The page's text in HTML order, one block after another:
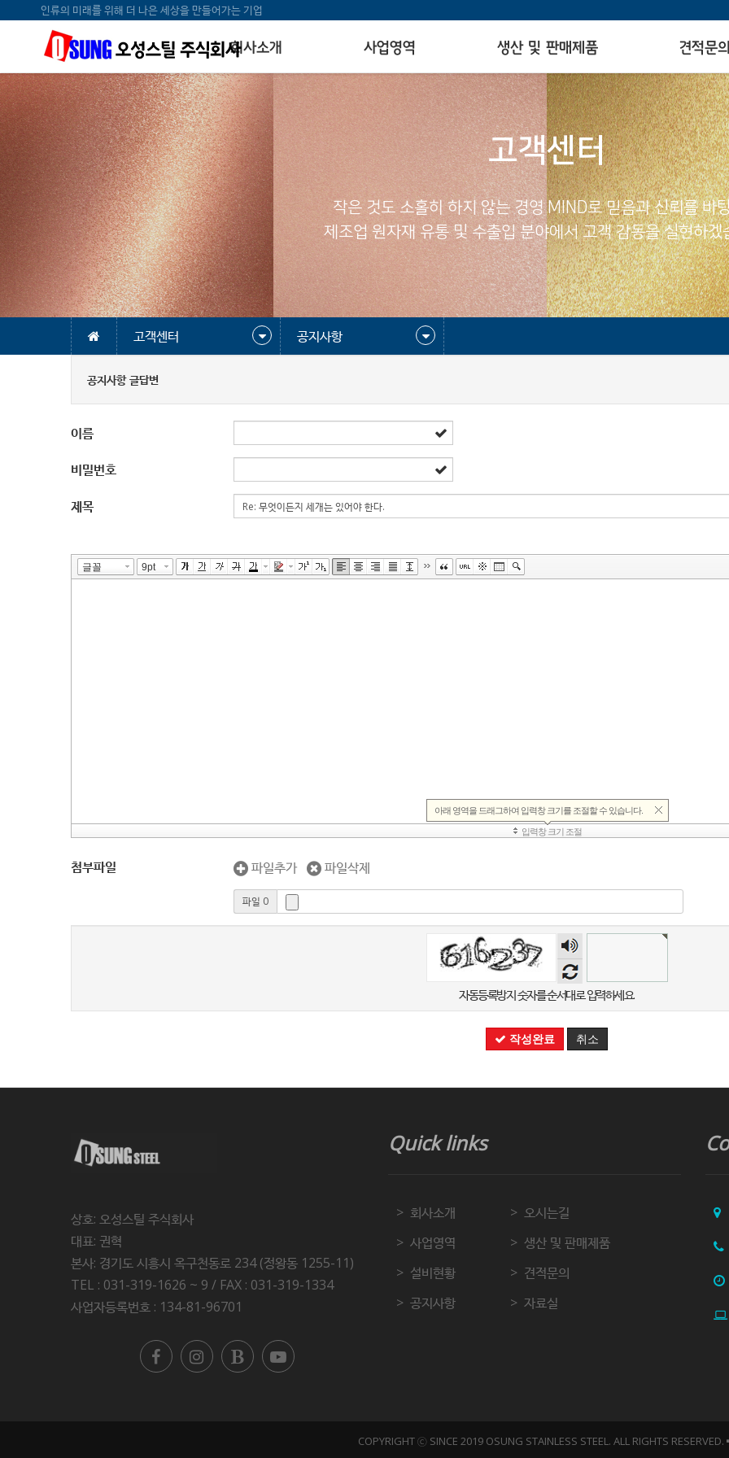
인류의 미래를 위해 더 나은 세상을 만들어가는 기업
회사소개 사업영역 생산 및 판매제품 견적문의
고객센터
작은 것도 소홀히 하지 않는 경영 MIND로 믿음과 신뢰를 바
제조업 원자재 유통 및 수출입 분야에서 고객 감동을 실현하겠
고객센터 공지사항
공지사항 글답변
이름
비밀번호
제목
첨부파일 파일추가 파일삭제
파일 0
숫자
음성
듣기
자동등록방지 숫자를 순서대로 입력하세요.
작성완료 취소
상호: 오성스틸 주식회사
대표: 권혁
본사: 경기도 시흥시 옥구천동로 234 (정왕동 1255-11)
TEL : 031-319-1626 ~ 9 / FAX : 031-319-1334
사업자등록번호 : 134-81-96701
Quick links
회사소개
오시는길
사업영역
생산 및 판매제품
설비현황
견적문의
공지사항
자료실
COPYRIGHT ⓒ SINCE 2019 OSUNG STAINLESS STEEL. ALL RIGHTS RESERVED.